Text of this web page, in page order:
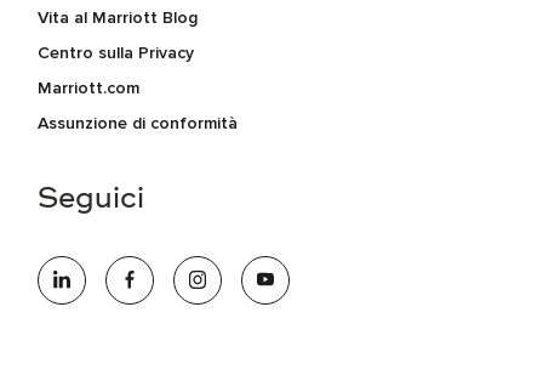
Vita al Marriott Blog
Centro sulla Privacy
Marriott.com
Assunzione di conformità
Seguici